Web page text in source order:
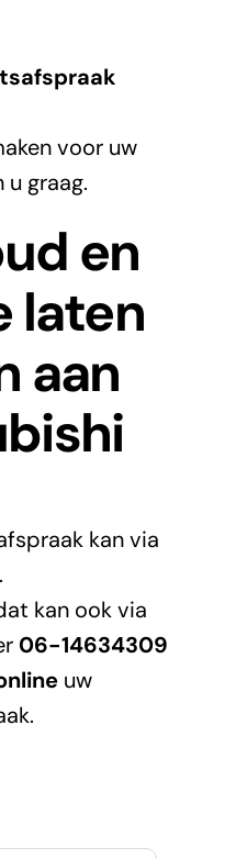
voor uw
graag.
en
laten
aan
kan via
kan ook via
06-14634309
uw